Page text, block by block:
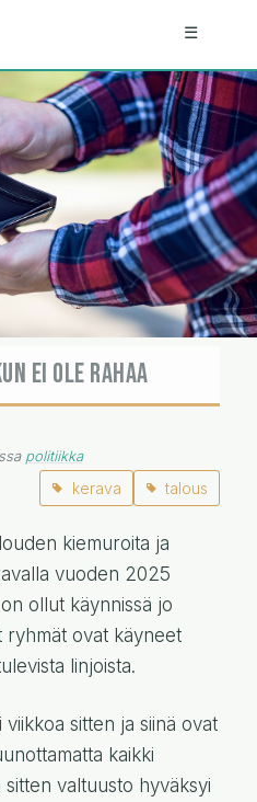
☰
EI OLE RAHAA
politiikka
kerava talous
kiemuroita ja
vuoden 2025
ollut käynnissä jo
ryhmät ovat käyneet
linjoista.
sitten ja siinä ovat
kaikki
valtuusto hyväksyi